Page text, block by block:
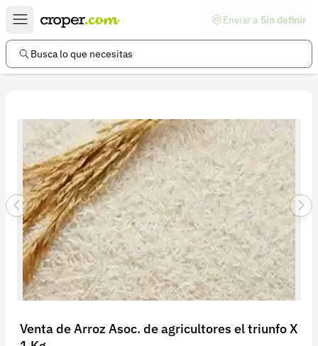
Enviar a Sin definir
Busca lo que necesitas
Venta de Arroz Asoc. de agricultores el triunfo X
Enlaces de interés
Preguntas frecuentes
Información legal
Términos y condiciones
Política de devoluciones
Política de privacidad
Cuenta
Iniciar sesión
Registrarse
Recuperar contraseña